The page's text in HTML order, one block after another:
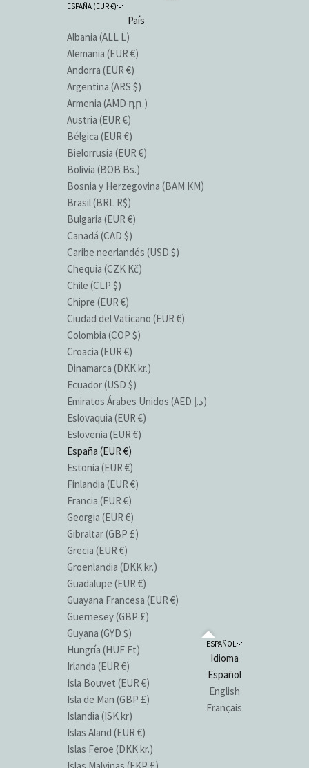
ESPAÑA (EUR €)
País
Albania (ALL L)
Alemania (EUR €)
Andorra (EUR €)
Argentina (ARS $)
Armenia (AMD դր.)
Austria (EUR €)
Bélgica (EUR €)
Bielorrusia (EUR €)
Bolivia (BOB Bs.)
Bosnia y Herzegovina (BAM КМ)
Brasil (BRL R$)
Bulgaria (EUR €)
Canadá (CAD $)
Caribe neerlandés (USD $)
Chequia (CZK Kč)
Chile (CLP $)
Chipre (EUR €)
Ciudad del Vaticano (EUR €)
Colombia (COP $)
Croacia (EUR €)
Dinamarca (DKK kr.)
Ecuador (USD $)
Emiratos Árabes Unidos (AED د.إ)
Eslovaquia (EUR €)
Eslovenia (EUR €)
España (EUR €)
Estonia (EUR €)
Finlandia (EUR €)
Francia (EUR €)
Georgia (EUR €)
Gibraltar (GBP £)
Grecia (EUR €)
Groenlandia (DKK kr.)
Guadalupe (EUR €)
Guayana Francesa (EUR €)
Guernesey (GBP £)
Guyana (GYD $)
Hungría (HUF Ft)
Irlanda (EUR €)
Isla Bouvet (EUR €)
Isla de Man (GBP £)
Islandia (ISK kr)
Islas Aland (EUR €)
Islas Feroe (DKK kr.)
ESPAÑOL
Idioma
Español
English
Français